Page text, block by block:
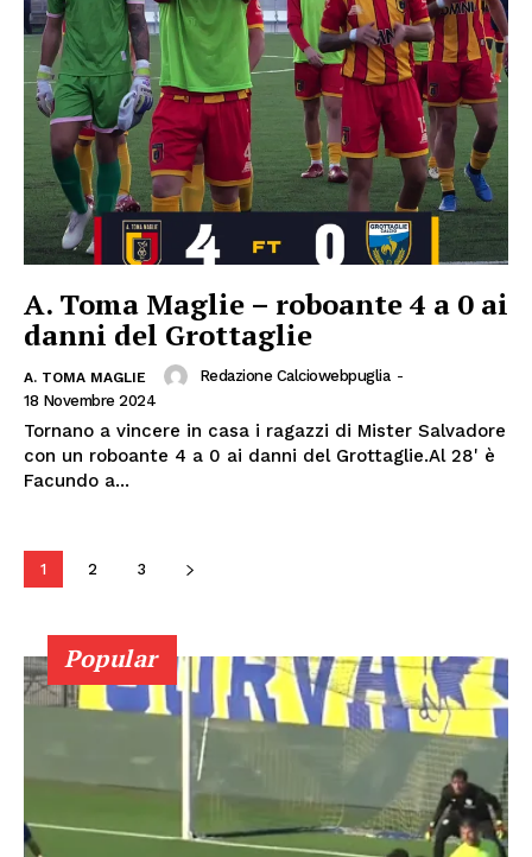
A. Toma Maglie – roboante 4 a 0 ai
danni del Grottaglie
A. TOMA MAGLIE Redazione Calciowebpuglia -
18 Novembre 2024
Tornano a vincere in casa i ragazzi di Mister Salvadore
con un roboante 4 a 0 ai danni del Grottaglie.Al 28' è
Facundo a...
1 2 3
Popular